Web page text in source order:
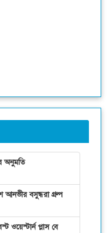
অনুমতি
আনভীর বসুন্ধরা গ্রুপ
ওয়েস্টার্ন প্লাস বে